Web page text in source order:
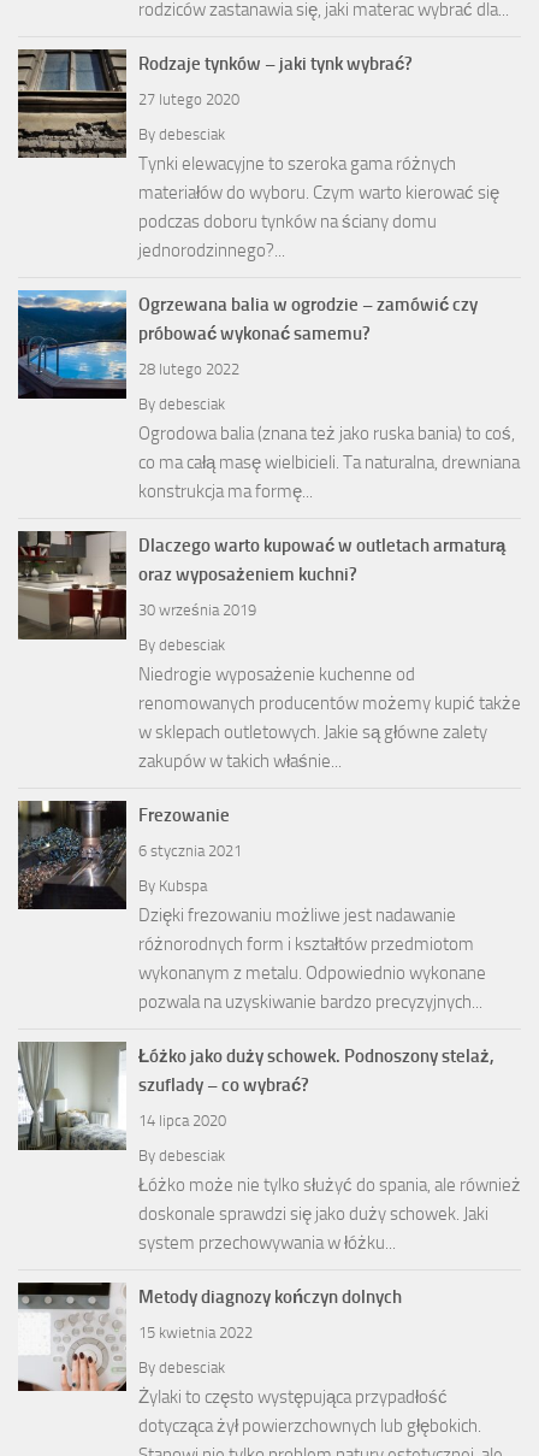
rodziców zastanawia się, jaki materac wybrać dla...
Rodzaje tynków – jaki tynk wybrać?
27 lutego 2020
By debesciak
Tynki elewacyjne to szeroka gama różnych
materiałów do wyboru. Czym warto kierować się
podczas doboru tynków na ściany domu
jednorodzinnego?...
Ogrzewana balia w ogrodzie – zamówić czy
próbować wykonać samemu?
28 lutego 2022
By debesciak
Ogrodowa balia (znana też jako ruska bania) to coś,
co ma całą masę wielbicieli. Ta naturalna, drewniana
konstrukcja ma formę...
Dlaczego warto kupować w outletach armaturą
oraz wyposażeniem kuchni?
30 września 2019
By debesciak
Niedrogie wyposażenie kuchenne od
renomowanych producentów możemy kupić także
w sklepach outletowych. Jakie są główne zalety
zakupów w takich właśnie...
Frezowanie
6 stycznia 2021
By Kubspa
Dzięki frezowaniu możliwe jest nadawanie
różnorodnych form i kształtów przedmiotom
wykonanym z metalu. Odpowiednio wykonane
pozwala na uzyskiwanie bardzo precyzyjnych...
Łóżko jako duży schowek. Podnoszony stelaż,
szuflady – co wybrać?
14 lipca 2020
By debesciak
Łóżko może nie tylko służyć do spania, ale również
doskonale sprawdzi się jako duży schowek. Jaki
system przechowywania w łóżku...
Metody diagnozy kończyn dolnych
15 kwietnia 2022
By debesciak
Żylaki to często występująca przypadłość
dotycząca żył powierzchownych lub głębokich.